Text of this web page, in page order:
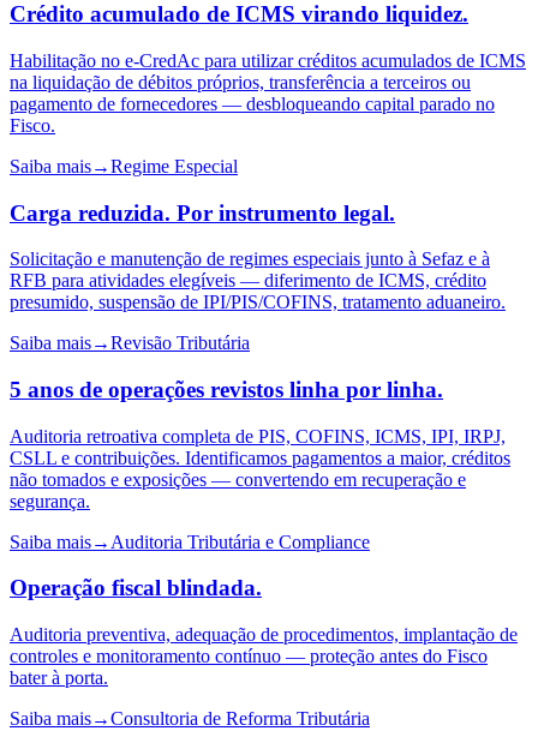
Crédito acumulado de ICMS virando liquidez.
Habilitação no e-CredAc para utilizar créditos acumulados de ICMS
na liquidação de débitos próprios, transferência a terceiros ou
pagamento de fornecedores — desbloqueando capital parado no
Fisco.
Saiba mais→Regime Especial
Carga reduzida. Por instrumento legal.
Solicitação e manutenção de regimes especiais junto à Sefaz e à
RFB para atividades elegíveis — diferimento de ICMS, crédito
presumido, suspensão de IPI/PIS/COFINS, tratamento aduaneiro.
Saiba mais→Revisão Tributária
5 anos de operações revistos linha por linha.
Auditoria retroativa completa de PIS, COFINS, ICMS, IPI, IRPJ,
CSLL e contribuições. Identificamos pagamentos a maior, créditos
não tomados e exposições — convertendo em recuperação e
segurança.
Saiba mais→ Auditoria Tributária e Compliance
Operação fiscal blindada.
Auditoria preventiva, adequação de procedimentos, implantação de
controles e monitoramento contínuo — proteção antes do Fisco
bater à porta.
Saiba mais→Consultoria de Reforma Tributária